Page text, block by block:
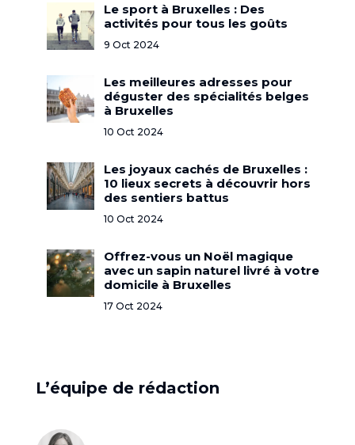
Le sport à Bruxelles : Des
activités pour tous les goûts
9 Oct 2024
Les meilleures adresses pour
déguster des spécialités belges
à Bruxelles
10 Oct 2024
Les joyaux cachés de Bruxelles :
10 lieux secrets à découvrir hors
des sentiers battus
10 Oct 2024
Offrez-vous un Noël magique
avec un sapin naturel livré à votre
domicile à Bruxelles
17 Oct 2024
L’équipe de rédaction